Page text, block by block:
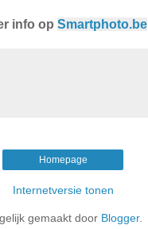
info op Smartphoto.be
Homepage
Internetversie tonen
gemaakt door Blogger.